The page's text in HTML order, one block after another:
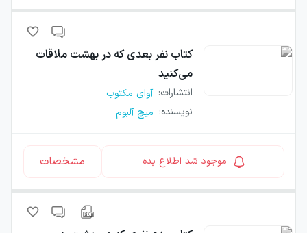
کتاب نفر بعدی که در بهشت ملاقات
می‌کنید
انتشارات: آوای مکتوب
نویسنده: میچ آلبوم
موجود شد اطلاع بده مشخصات